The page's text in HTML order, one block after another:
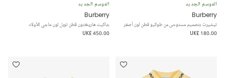
الموسم الجديد
Burberry
تيشيرت بتصميم مستوحى من طوكيو قطن لون أصفر
UK£ 180.00
الموسم الجديد
Burberry
جاكيت هارينغتون قطن تويل لون عاجي للأولاد
UK£ 450.00